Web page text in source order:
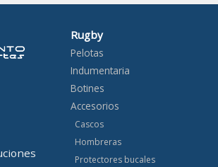
Rugby
Pelotas
Indumentaria
Botines
Accesorios
Cascos
Hombreras
Protectores bucales